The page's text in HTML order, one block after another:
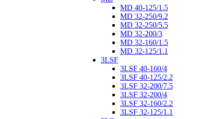
MD 40-125/1.5
MD 32-250/9.2
MD 32-250/5.5
MD 32-200/3
MD 32-160/1.5
MD 32-125/1.1
3LSF
3LSF 40-160/4
3LSF 40-125/2.2
3LSF 32-200/7.5
3LSF 32-200/4
3LSF 32-160/2.2
3LSF 32-125/1.1